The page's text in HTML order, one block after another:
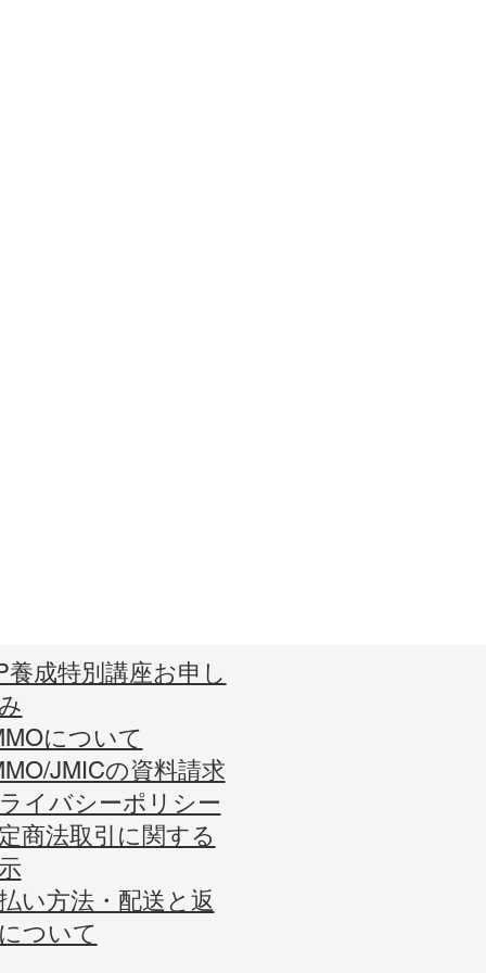
養成特別講座お申し
について
JMICの資料請求
イバシーポリシー
商法取引に関する
い方法・配送と返
ついて